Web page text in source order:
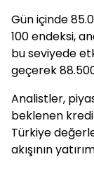
Gün içinde
100 endeksi,
bu seviyede
geçerek
Analistler,
beklenen
Türkiye
akışının